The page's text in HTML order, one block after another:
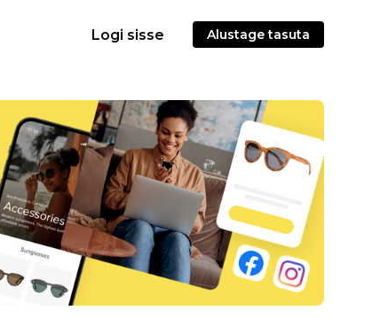
Logi sisse Alustage tasuta